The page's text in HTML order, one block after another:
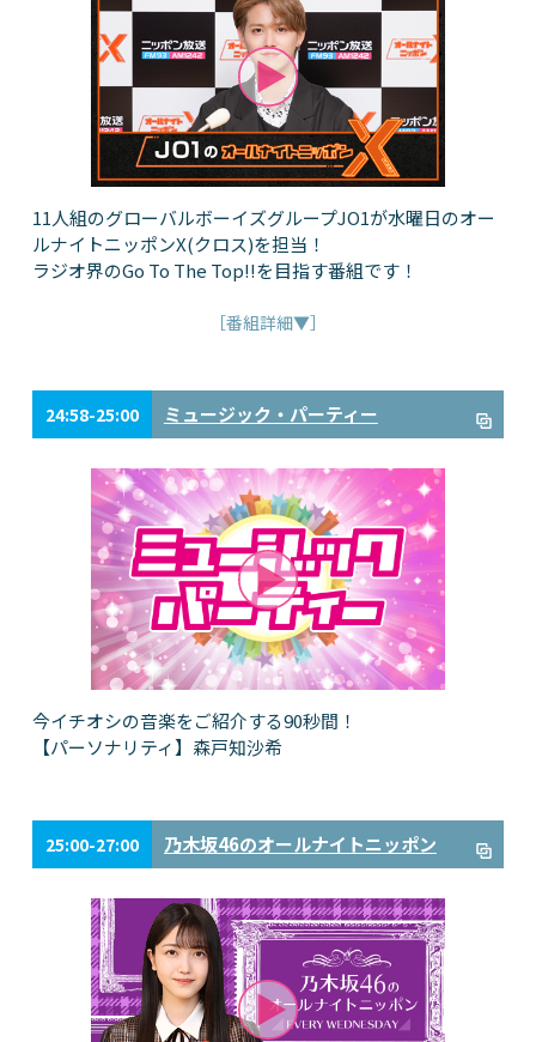
11人組のグローバルボーイズグループJO1が水曜日のオー
ルナイトニッポンX(クロス)を担当！
ラジオ界のGo To The Top!!を目指す番組です！
［番組詳細▼］
24:58-25:00 ミュージック・パーティー
今イチオシの音楽をご紹介する90秒間！
【パーソナリティ】森戸知沙希
25:00-27:00 乃木坂46のオールナイトニッポン